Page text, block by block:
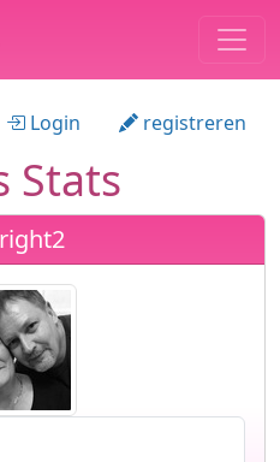
Login registreren
Stats